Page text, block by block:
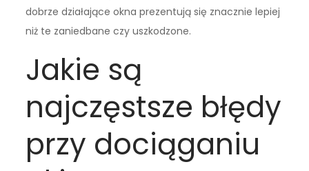
dobrze działające okna prezentują się znacznie lepiej
niż te zaniedbane czy uszkodzone.
Jakie są
najczęstsze błędy
przy dociąganiu